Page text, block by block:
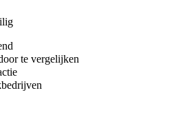
te vergelijken